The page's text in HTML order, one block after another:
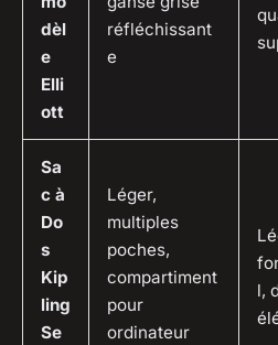
dèl
e
Elli
ott
réfléchissant
e
Sa
c à
Do
s
Kip
ling
Se
Léger,
multiples
poches,
compartiment
pour
ordinateur
l,